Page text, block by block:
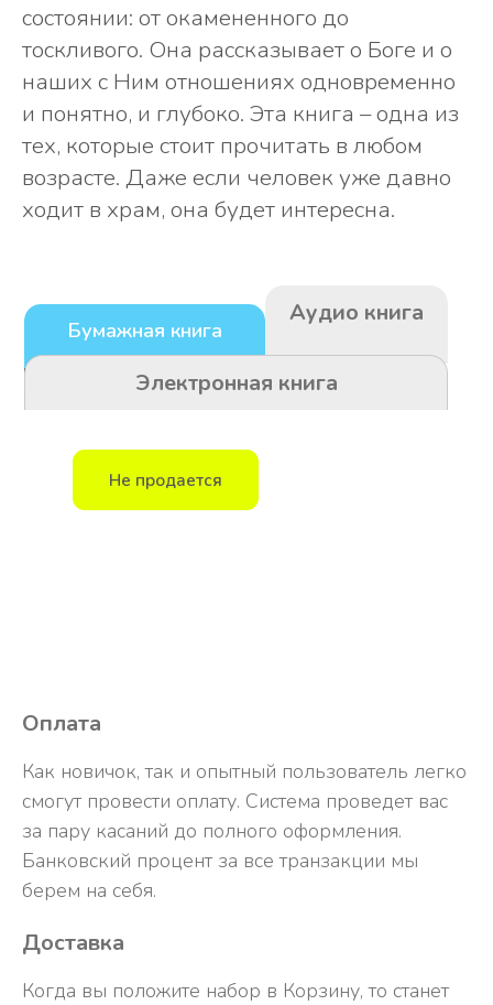
Бумажная книга
Оплата
Как новичок, так и опытный пользователь легко
смогут провести оплату. Система проведет вас
за пару касаний до полного оформления.
Банковский процент за все транзакции мы
берем на себя.
Доставка
Когда вы положите набор в Корзину, то станет